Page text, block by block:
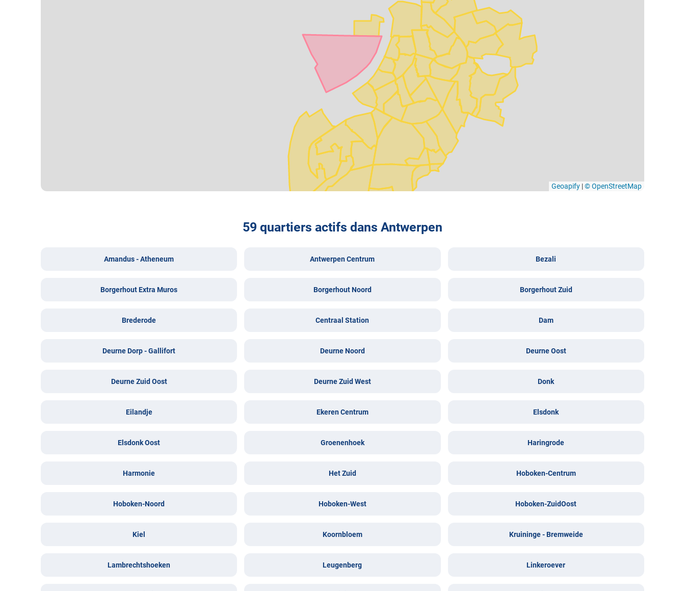
Geoapify |© OpenStreetMap
59 quartiers actifs dans Antwerpen
Amandus - Atheneum Antwerpen Centrum Bezali
Borgerhout Extra Muros Borgerhout Noord Borgerhout Zuid
Brederode Centraal Station Dam
Deurne Dorp - Gallifort Deurne Noord Deurne Oost
Deurne Zuid Oost Deurne Zuid West Donk
Eilandje Ekeren Centrum Elsdonk
Elsdonk Oost Groenenhoek Haringrode
Harmonie Het Zuid Hoboken-Centrum
Hoboken-Noord Hoboken-West Hoboken-ZuidOost
Kiel Koornbloem Kruininge - Bremweide
Lambrechtshoeken Leugenberg Linkeroever